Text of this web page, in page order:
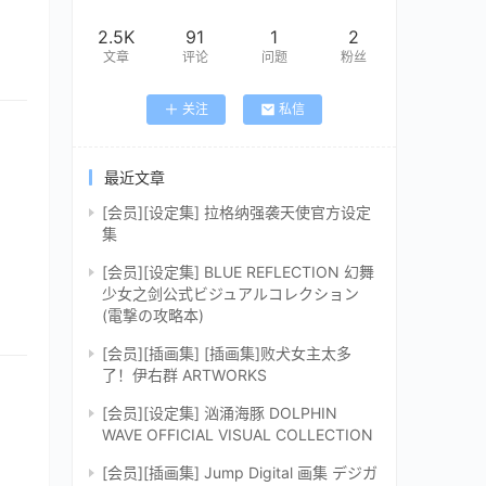
2.5K
文章
91
评论
1
问题
2
粉丝
关注 私信
最近文章
[会员][设定集] 拉格纳强袭天使官方设定
集
[会员][设定集] BLUE REFLECTION 幻舞
少女之剑公式ビジュアルコレクション
(電撃の攻略本)
[会员][插画集] [插画集]败犬女主太多
了！伊右群 ARTWORKS
[会员][设定集] 汹涌海豚 DOLPHIN
WAVE OFFICIAL VISUAL COLLECTION
[会员][插画集] Jump Digital 画集 デジガ